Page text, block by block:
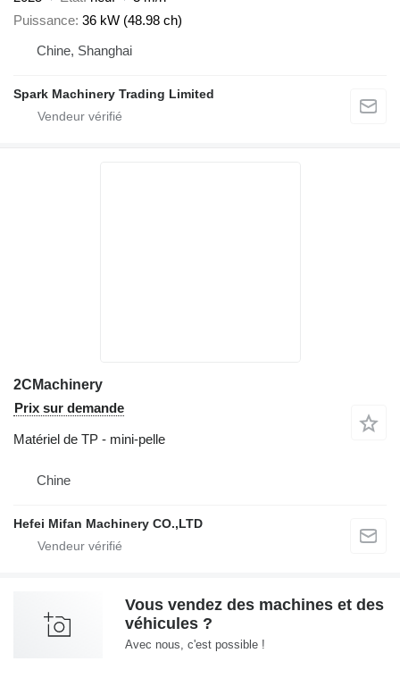
Puissance 36 kW (48.98 ch)
Chine, Shanghai
Spark Machinery Trading Limited
2CMachinery
Prix sur demande
Matériel de TP - mini-pelle
Chine
Hefei Mifan Machinery CO.,LTD
Vous vendez des machines et des
véhicules ?
Avec nous, c'est possible !